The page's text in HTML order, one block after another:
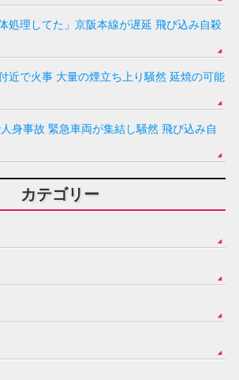
処理してた」京阪本線が遅延 飛び込み自殺
近で火事 大量の煙立ち上り騒然 延焼の可能
身事故 緊急車両が集結し騒然 飛び込み自
カテゴリー